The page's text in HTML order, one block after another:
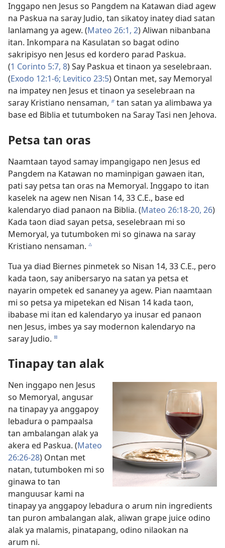
Inggapo nen Jesus so Pangdem na Katawan diad agew
na Paskua na saray Judio, tan sikatoy inatey diad satan
lanlamang ya agew. (Mateo 26:1, 2) Aliwan nibanbana
itan. Inkompara na Kasulatan so bagat odino
sakripisyo nen Jesus ed kordero parad Paskua.
(1 Corinto 5:7, 8) Say Paskua et tinaon ya seselebraan.
(Exodo 12:1-6; Levitico 23:5) Ontan met, say Memoryal
na impatey nen Jesus et tinaon ya seselebraan na
saray Kristiano nensaman, btan satan ya alimbawa ya
base ed Biblia et tutumboken na Saray Tasi nen Jehova.
Petsa tan oras
Naamtaan tayod samay impangigapo nen Jesus ed
Pangdem na Katawan no maminpigan gawaen itan,
pati say petsa tan oras na Memoryal. Inggapo to itan
kaselek na agew nen Nisan 14, 33 C.E., base ed
kalendaryo diad panaon na Biblia. (Mateo 26:18-20, 26)
Kada taon diad sayan petsa, seselebraan mi so
Memoryal, ya tutumboken mi so ginawa na saray
Kristiano nensaman. c
Tua ya diad Biernes pinmetek so Nisan 14, 33 C.E., pero
kada taon, say anibersaryo na satan ya petsa et
nayarin ompetek ed sananey ya agew. Pian naamtaan
mi so petsa ya mipetekan ed Nisan 14 kada taon,
ibabase mi itan ed kalendaryo ya inusar ed panaon
nen Jesus, imbes ya say modernon kalendaryo na
saray Judio. d
Tinapay tan alak
Nen inggapo nen Jesus
so Memoryal, angusar
na tinapay ya anggapoy
lebadura o pampaalsa
tan ambalangan alak ya
akera ed Paskua. (Mateo
26:26-28) Ontan met
natan, tutumboken mi so
ginawa to tan
manguusar kami na
tinapay ya anggapoy lebadura o arum nin ingredients
tan puron ambalangan alak, aliwan grape juice odino
alak ya malamis, pinatapang, odino nilaokan na
arum ni.